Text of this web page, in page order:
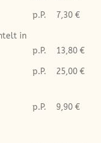
p.P. 7,30 €
in
p.P. 13,80 €
p.P. 25,00 €
p.P. 9,90 €